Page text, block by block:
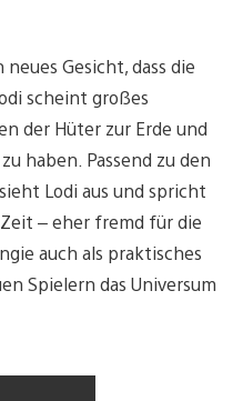
neues Gesicht, dass die
scheint großes
der Hüter zur Erde und
haben. Passend zu den
Lodi aus und spricht
– eher fremd für die
auch als praktisches
Spielern das Universum